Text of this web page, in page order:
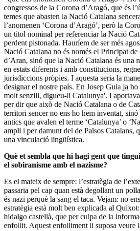
congressos de la Corona d’Aragó, que és
temes que abasten la Nació Catalana
l’anomenen ‘Corona d’Aragó’, però la
un títol nominal per referenciar la Nació
perdent pistonada. Hauríem de ser més
Nació Catalana no és només el Principat
d’Aran, sinó que la Nació Catalana és una
en estats diferents i amb constitucions,
jurisdiccions pròpies. I aquesta seria la
designar el nostre país. En Josep Guia ja
molt senzill, digueu-li Catalunya'. I
per dir que això de Nació Catalana o de
territori sencer no ens ho hem inventat,
antics que avalen el terme ‘Catalunya’ o
ampli i per damunt del de Països Catalans,
una vinculació lingüística.
Què et sembla que hi hagi gent que
el sobiranisme amb el nazisme?
Es el mateix de sempre: l’estratègia de
passaria pel cap quan està degollant un
és nazi perquè la sang el taca. Vejam: no
estratègia està molt ben explicada al
hidalgo castellà, que per culpa de la
enfollit. Aquest enfolliment li suposa veure